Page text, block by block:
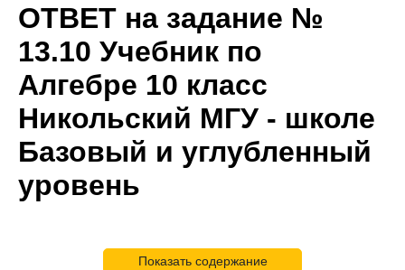
ОТВЕТ на задание №
13.10 Учебник по
Алгебре 10 класс
Никольский МГУ - школе
Базовый и углубленный
уровень
Показать содержание